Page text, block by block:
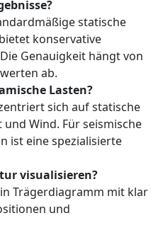
statische
konservative
Genauigkeit hängt von
ab.
Lasten?
sich auf statische
Wind. Für seismische
ist eine spezialisierte
visualisieren?
Trägerdiagramm mit klar
und